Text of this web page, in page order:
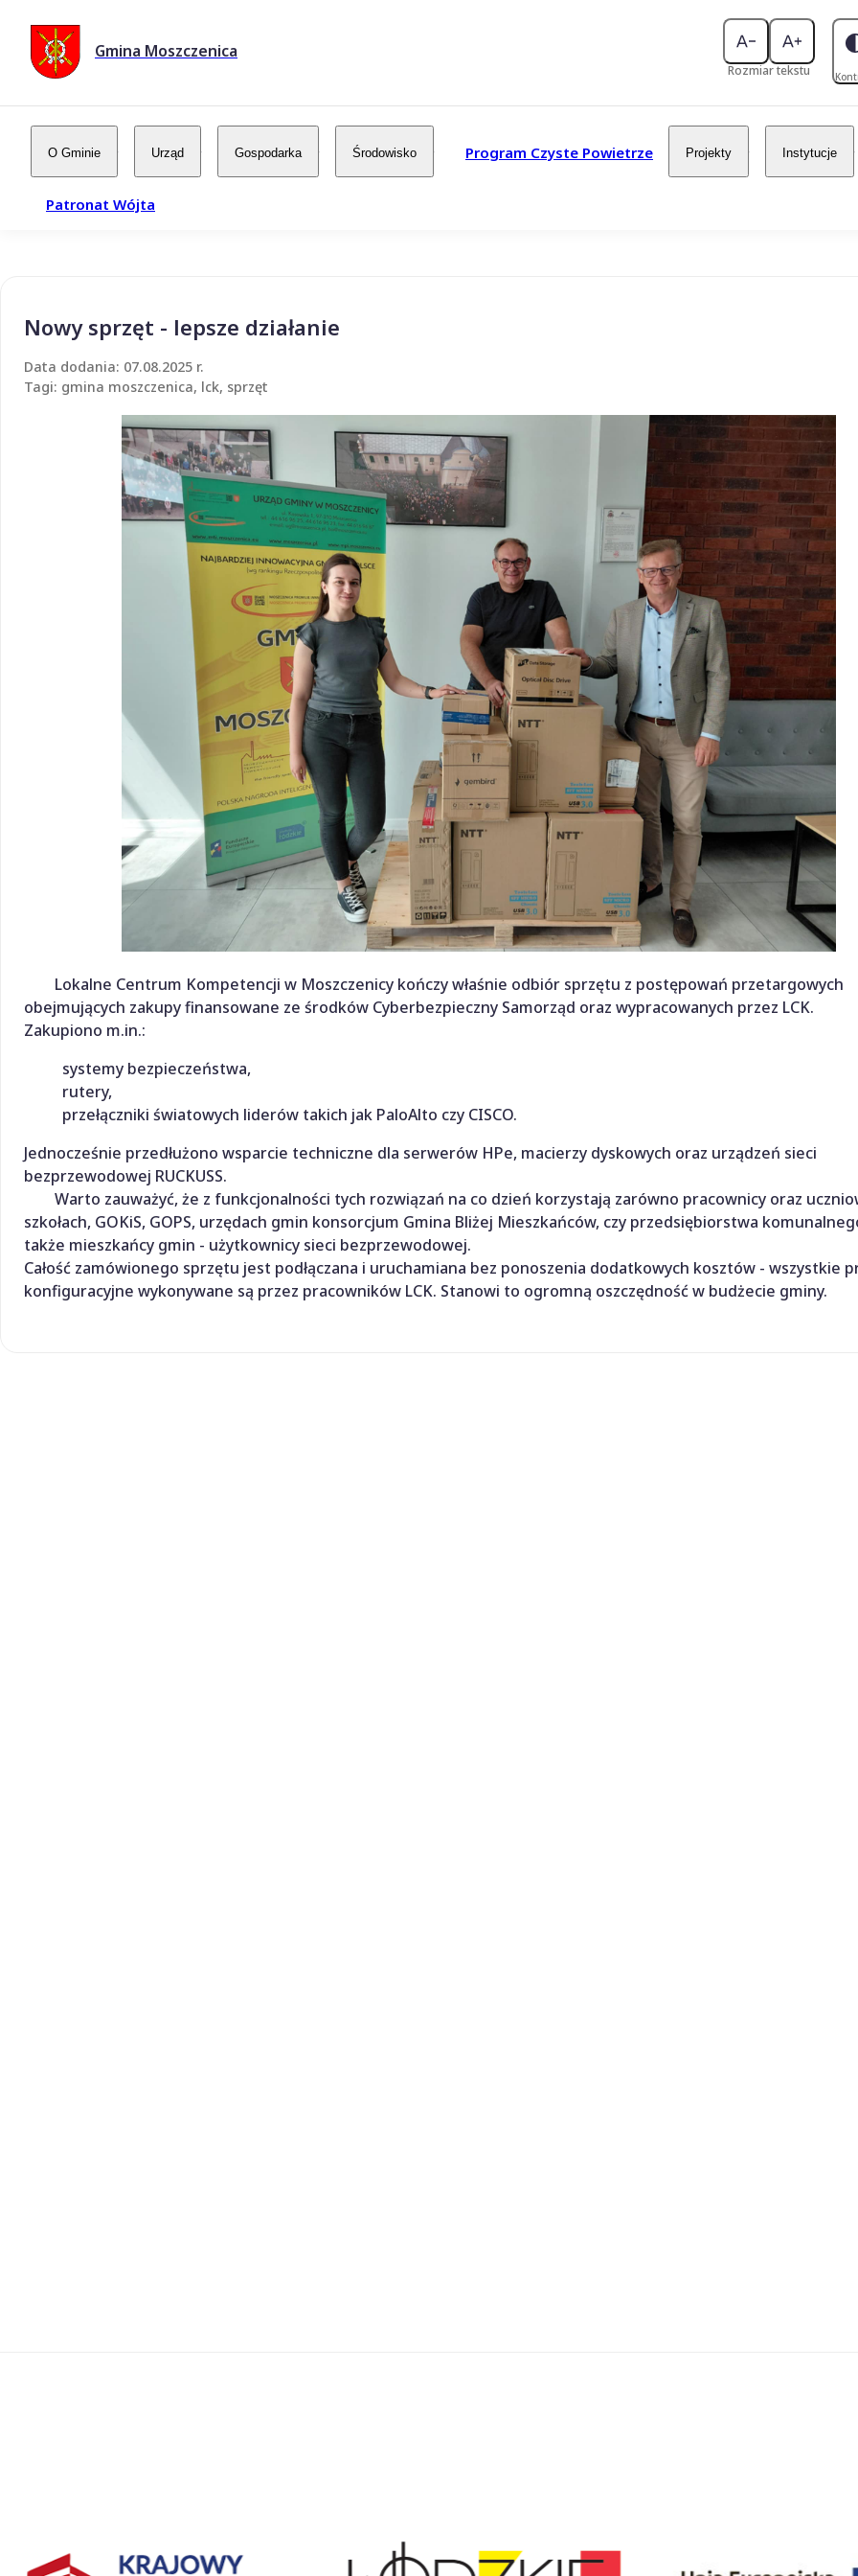
Gmina Moszczenica
Rozmiar tekstu
O Gminie Urząd Gospodarka Środowisko Program Czyste Powietrze Projekty Instytucje
Patronat Wójta
Nowy sprzęt - lepsze działanie
Data dodania: 07.08.2025 r.
Tagi: gmina moszczenica, lck, sprzęt
Lokalne Centrum Kompetencji w Moszczenicy kończy właśnie odbiór sprzętu z postępowań przetargowych
obejmujących zakupy finansowane ze środków Cyberbezpieczny Samorząd oraz wypracowanych przez LCK.
Zakupiono m.in.:
systemy bezpieczeństwa,
rutery,
przełączniki światowych liderów takich jak PaloAlto czy CISCO.
Jednocześnie przedłużono wsparcie techniczne dla serwerów HPe, macierzy dyskowych oraz urządzeń sieci
bezprzewodowej RUCKUSS.
Warto zauważyć, że z funkcjonalności tych rozwiązań na co dzień korzystają zarówno pracownicy oraz
szkołach, GOKiS, GOPS, urzędach gmin konsorcjum Gmina Bliżej Mieszkańców, czy przedsiębiorstwa
także mieszkańcy gmin - użytkownicy sieci bezprzewodowej.
Całość zamówionego sprzętu jest podłączana i uruchamiana bez ponoszenia dodatkowych kosztów - wszystkie
konfiguracyjne wykonywane są przez pracowników LCK. Stanowi to ogromną oszczędność w budżecie gminy.